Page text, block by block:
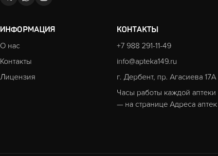
ИНФОРМАЦИЯ
О нас
Контакты
Лицензия
КОНТАКТЫ
+7 988 291-11-49
info@apteka149.ru
г. Дербент, пр. Агасиева 17А
Часы работы каждой аптеки
— на странице Адреса аптек